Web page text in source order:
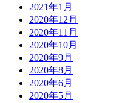
2021年1月
2020年12月
2020年11月
2020年10月
2020年9月
2020年8月
2020年6月
2020年5月